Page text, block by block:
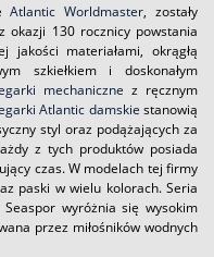
Atlantic Worldmaster, zostały
okazji 130 rocznicy powstania
jakości materiałami, okrągłą
szkiełkiem i doskonałym
mechaniczne z ręcznym
Atlantic damskie stanowią
styl oraz podążających za
z tych produktów posiada
czas. W modelach tej firmy
paski w wielu kolorach. Seria
wyróżnia się wysokim
przez miłośników wodnych